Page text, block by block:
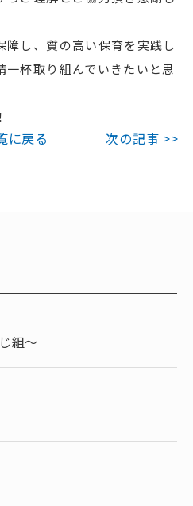
し、質の高い保育を実践し
杯取り組んでいきたいと思
に戻る 次の記事 >>
組～